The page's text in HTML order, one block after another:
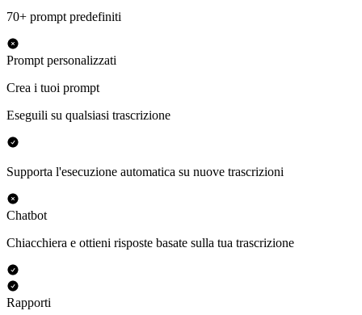
70+ prompt predefiniti
Prompt personalizzati
Crea i tuoi prompt
Eseguili su qualsiasi trascrizione
Supporta l'esecuzione automatica su nuove trascrizioni
Chatbot
Chiacchiera e ottieni risposte basate sulla tua trascrizione
Rapporti